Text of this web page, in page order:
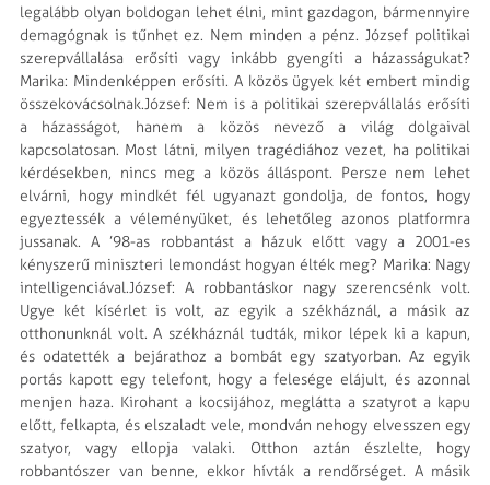
legalább olyan boldogan lehet élni, mint gazdagon, bármennyire
demagógnak is tűnhet ez. Nem minden a pénz. József politikai
szerepvállalása erősíti vagy inkább gyengíti a há­zasságukat?
Marika: Mindenképpen erősíti. A közös ügyek két embert mindig
összekovácsolnak.József: Nem is a politikai szerepvállalás erősíti
a házasságot, hanem a közös nevező a világ dolgaival
kapcsolatosan. Most látni, milyen tragédiához vezet, ha politikai
kérdésekben, nincs meg a közös álláspont. Persze nem lehet
elvárni, hogy mindkét fél ugyanazt gondolja, de fontos, hogy
egyeztessék a véleményüket, és lehetőleg azonos platformra
jussanak. A ’98-as robbantást a házuk előtt vagy a 2001-es
kényszerű miniszteri lemondást hogyan élték meg? Marika: Nagy
intelligenciával.József: A robbantáskor nagy szerencsénk volt.
Ugye két kísérlet is volt, az egyik a székháznál, a másik az
otthonunknál volt. A székháznál tudták, mikor lépek ki a kapun,
és oda­tették a bejárathoz a bombát egy szatyorban. Az egyik
portás kapott egy telefont, hogy a felesége elájult, és azonnal
menjen haza. Kirohant a kocsijához, meglátta a szatyrot a kapu
előtt, felkapta, és elszaladt vele, mondván nehogy elvesszen egy
szatyor, vagy ellopja valaki. Otthon aztán észlelte, hogy
robbantószer van benne, ekkor hívták a rendőrséget. A másik